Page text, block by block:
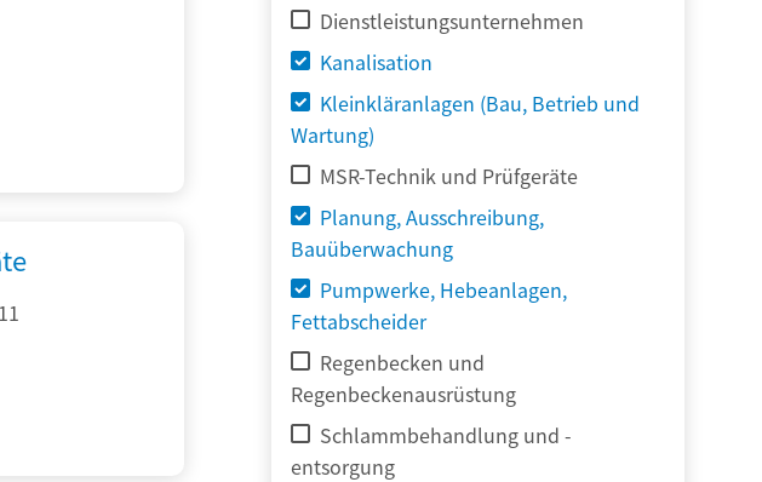
Dienstleistungsunternehmen
Kanalisation
Kleinkläranlagen (Bau, Betrieb und
Wartung)
MSR-Technik und Prüfgeräte
Planung, Ausschreibung,
Bauüberwachung
Pumpwerke, Hebeanlagen,
Fettabscheider
Regenbecken und
Regenbeckenausrüstung
Schlammbehandlung und -
entsorgung